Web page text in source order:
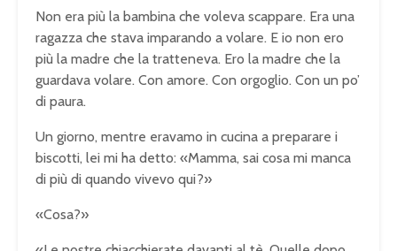
Non era più la bambina che voleva scappare. Era una
ragazza che stava imparando a volare. E io non ero
più la madre che la tratteneva. Ero la madre che la
guardava volare. Con amore. Con orgoglio. Con un po’
di paura.
Un giorno, mentre eravamo in cucina a preparare i
biscotti, lei mi ha detto: «Mamma, sai cosa mi manca
di più di quando vivevo qui?»
«Cosa?»